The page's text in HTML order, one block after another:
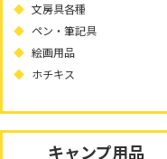
文房具各種
ペン・筆記具
絵画用品
ホチキス
キャンプ用品